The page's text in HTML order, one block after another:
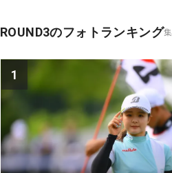
ROUND3のフォトランキング
1